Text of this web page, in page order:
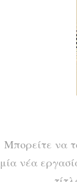
Μπορείτε να
μία νέα